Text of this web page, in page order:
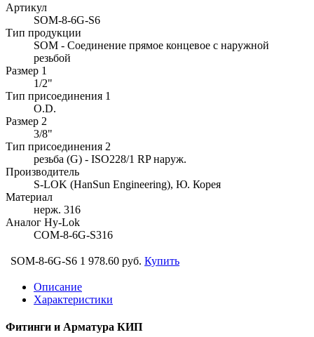
Артикул
SOM-8-6G-S6
Тип продукции
SOM - Соединение прямое концевое с наружной
резьбой
Размер 1
1/2"
Тип присоединения 1
O.D.
Размер 2
3/8"
Тип присоединения 2
резьба (G) - ISO228/1 RP наруж.
Производитель
S-LOK (HanSun Engineering), Ю. Корея
Материал
нерж. 316
Аналог Hy-Lok
COM-8-6G-S316
SOM-8-6G-S6 1 978.60 руб. Купить
Описание
Характеристики
Фитинги и Арматура КИП